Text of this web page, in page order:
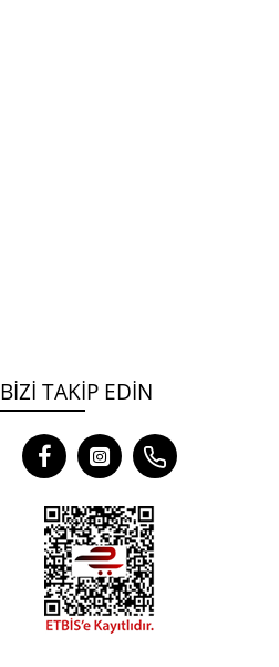
BIZI TAKIP EDIN